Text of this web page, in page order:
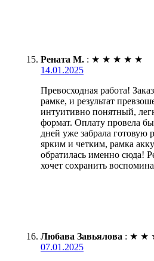
Рената М. : ★ ★ ★ ★ ★
14.01.2025
Превосходная работа!
рамке, и результат
интуитивно понятный,
формат. Оплату провела
дней уже забрала готовую
ярким и четким, рамка
обратилась именно сюда!
хочет сохранить
Любава Завьялова : ★ ★
07.01.2025